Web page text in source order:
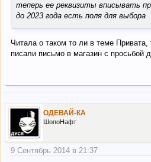
теперь ее реквизиты вписывать
до 2023 года есть поля для выбора
Читала о таком то ли в теме
писали письмо в магазин с просьбой
ОДЕВАЙ-КА
ШопоНафт
9 Сентябрь 2014 в 21:37